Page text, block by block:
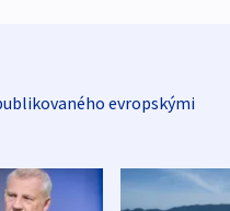
evropskými